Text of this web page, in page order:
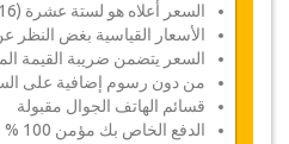
السعر أعلاه هو لستة عشرة (16) شخصا
الأسعار القياسية بغض النظر
السعر يتضمن ضريبة القيمة
من دون رسوم إضافية على
قسائم الهاتف الجوال مقبولة
الدفع الخاص بك مؤمن 100 % من قبل (RapidSSL)